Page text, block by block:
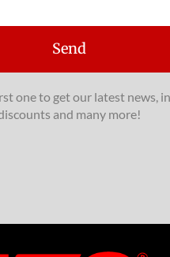
Send
one to get our latest news,
and many more!